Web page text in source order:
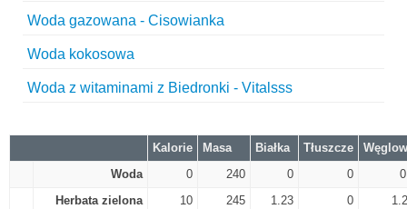
Woda gazowana - Cisowianka
Woda kokosowa
Woda z witaminami z Biedronki - Vitalsss
Kalorie Masa Białka Tłuszcze
Woda
0 240 0 0
0
Herbata zielona
10 245 1.23 0